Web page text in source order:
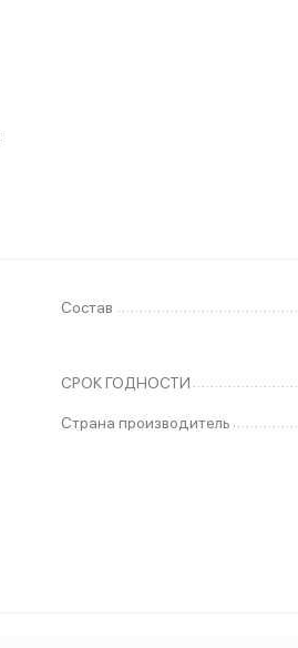
Состав
СРОК ГОДНОСТИ
Страна производитель